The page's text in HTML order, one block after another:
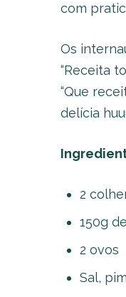
com
Os
“Receita
“Que
delícia
2
150g
2 ovos
Sal,